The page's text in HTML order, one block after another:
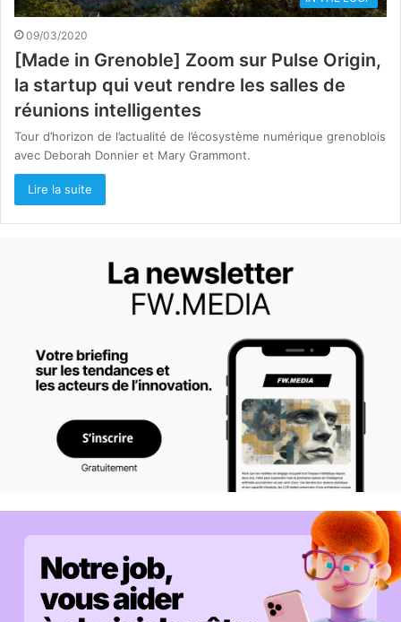
09/03/2020
[Made in Grenoble] Zoom sur Pulse Origin,
la startup qui veut rendre les salles de
réunions intelligentes
Tour d’horizon de l’actualité de l’écosystème numérique grenoblois
avec Deborah Donnier et Mary Grammont.
Lire la suite